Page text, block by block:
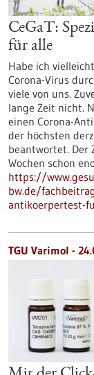
CeGaT:
für alle
Habe ich
Corona-Virus
viele von uns.
lange Zeit nicht.
einen Corona-
der höchsten
beantwortet. Der
Wochen schon
https://
bw.de/
antikoerpertest-
TGU Varimol -